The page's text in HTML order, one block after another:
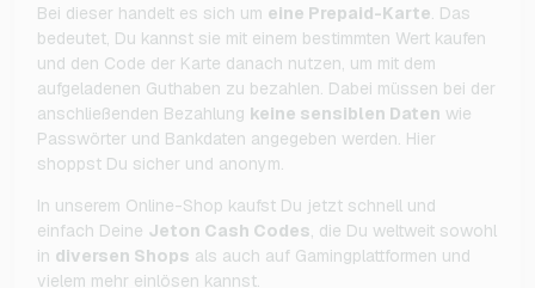
Bei dieser handelt es sich um eine Prepaid-Karte. Das
bedeutet, Du kannst sie mit einem bestimmten Wert kaufen
und den Code der Karte danach nutzen, um mit dem
aufgeladenen Guthaben zu bezahlen. Dabei müssen bei der
anschließenden Bezahlung keine sensiblen Daten wie
Passwörter und Bankdaten angegeben werden. Hier
shoppst Du sicher und anonym.
In unserem Online-Shop kaufst Du jetzt schnell und
einfach Deine Jeton Cash Codes, die Du weltweit sowohl
in diversen Shops als auch auf Gamingplattformen und
vielem mehr einlösen kannst.